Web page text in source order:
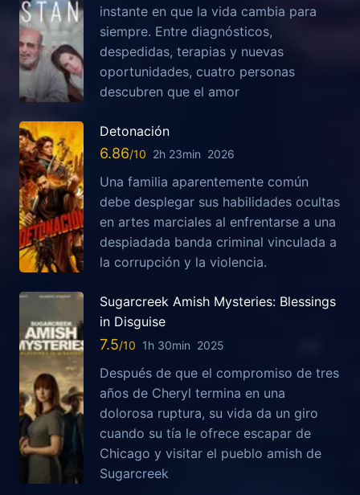
instante en que la vida cambia para
siempre. Entre diagnósticos,
despedidas, terapias y nuevas
oportunidades, cuatro personas
descubren que el amor
Detonación
6.86 2h 23min 2026
Una familia aparentemente común
debe desplegar sus habilidades ocultas
en artes marciales al enfrentarse a una
despiadada banda criminal vinculada a
la corrupción y la violencia.
Sugarcreek Amish Mysteries: Blessings
in Disguise
7.5 1h 30min 2025
Después de que el compromiso de tres
años de Cheryl termina en una
dolorosa ruptura, su vida da un giro
cuando su tía le ofrece escapar de
Chicago y visitar el pueblo amish de
Sugarcreek